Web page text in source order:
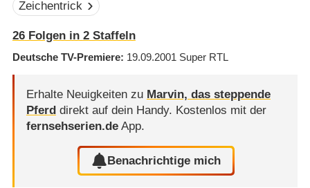
Zeichentrick
26Folgen in 2Staffeln
Deutsche TV-Premiere 19.09.2001 Super RTL
Erhalte Neuigkeiten zu Marvin, das steppende
Pferd direkt auf dein Handy. Kostenlos mit der
fernsehserien.deApp.
Benachrichtige mich